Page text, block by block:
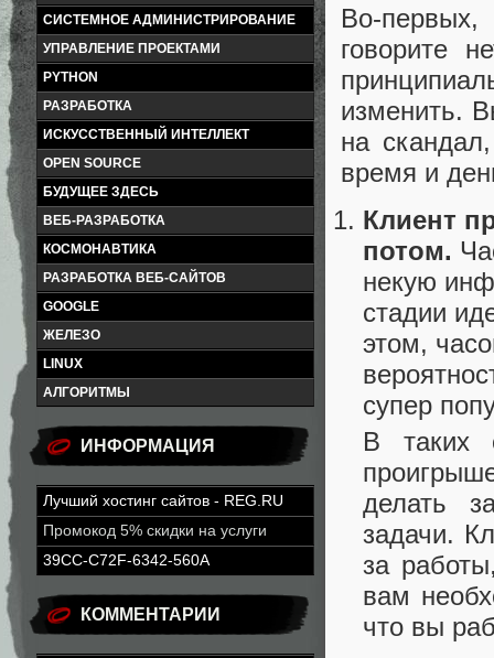
СИСТЕМНОЕ АДМИНИСТРИРОВАНИЕ
УПРАВЛЕНИЕ ПРОЕКТАМИ
PYTHON
РАЗРАБОТКА
ИСКУССТВЕННЫЙ ИНТЕЛЛЕКТ
OPEN SOURCE
БУДУЩЕЕ ЗДЕСЬ
ВЕБ-РАЗРАБОТКА
КОСМОНАВТИКА
РАЗРАБОТКА ВЕБ-САЙТОВ
GOOGLE
ЖЕЛЕЗО
LINUX
АЛГОРИТМЫ
ИНФОРМАЦИЯ
Лучший хостинг сайтов - REG.RU
Промокод 5% скидки на услуги
39CC-C72F-6342-560A
КОММЕНТАРИИ
Во-
говорите
изменить.
на
время и
Клиент
потом.
некую
стадии
этом,
супер
В таких
делать
задачи.
за
вам
что вы